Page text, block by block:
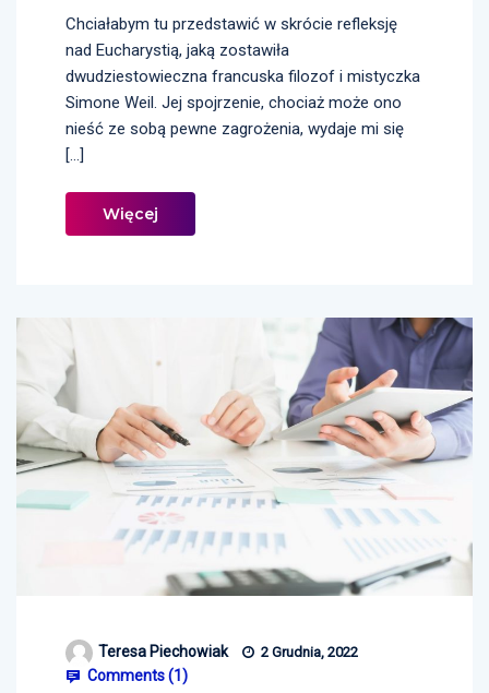
Chciałabym tu przedstawić w skrócie refleksję
nad Eucharystią, jaką zostawiła
dwudziestowieczna francuska filozof i mistyczka
Simone Weil. Jej spojrzenie, chociaż może ono
nieść ze sobą pewne zagrożenia, wydaje mi się
[…]
Więcej
Teresa Piechowiak 2 Grudnia, 2022
Comments (1 )